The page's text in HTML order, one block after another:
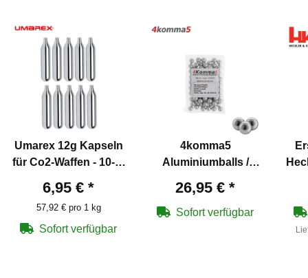
Umarex 12g Kapseln
für Co2-Waffen - 10-er
6,95 € *
57,92 € pro 1 kg
Sofort verfügbar
4komma5
Aluminiumballs /
Kal .43 - 100 Stück
26,95 € *
Sofort verfügbar